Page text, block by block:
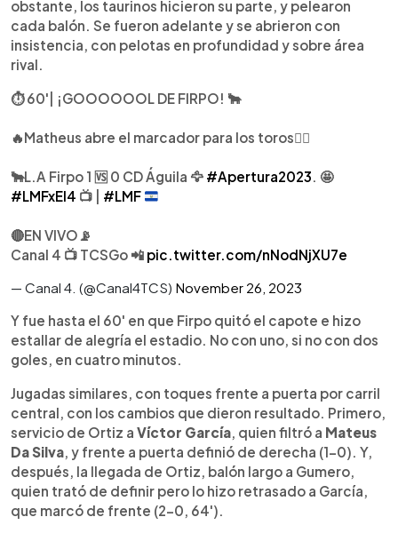
obstante, los taurinos hicieron su parte, y pelearon
cada balón. Se fueron adelante y se abrieron con
insistencia, con pelotas en profundidad y sobre área
rival.
⏱ 60'| ¡GOOOOOOL DE FIRPO! 🐂
🔥Matheus abre el marcador para los toros☝🏻
🐂L.A Firpo 1 🆚 0 CD Águila 🦅 #Apertura2023. 🤩
#LMFxEl4 📺 | #LMF
🔴EN VIVO📡
Canal 4 📺 TCSGo 📲 pic.twitter.com/nNodNjXU7e
— Canal 4. (@Canal4TCS) November 26, 2023
Y fue hasta el 60' en que Firpo quitó el capote e hizo
estallar de alegría el estadio. No con uno, si no con dos
goles, en cuatro minutos.
Jugadas similares, con toques frente a puerta por carril
central, con los cambios que dieron resultado. Primero,
servicio de Ortiz a Víctor García, quien filtró a Mateus
Da Silva, y frente a puerta definió de derecha (1-0). Y,
después, la llegada de Ortiz, balón largo a Gumero,
quien trató de definir pero lo hizo retrasado a García,
que marcó de frente (2-0, 64').